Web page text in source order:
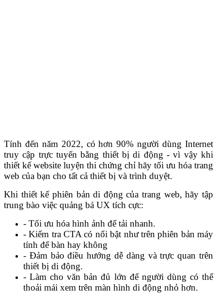
Tính đến năm 2022, có hơn 90% người dùng Internet
truy cập trực tuyến bằng thiết bị di động - vì vậy khi
thiết kế website luyện thi chứng chỉ hãy tối ưu hóa trang
web của bạn cho tất cả thiết bị và trình duyệt.
Khi thiết kế phiên bản di động của trang web, hãy tập
trung bào việc quảng bá UX tích cực:
- Tối ưu hóa hình ảnh để tải nhanh.
- Kiểm tra CTA có nổi bật như trên phiên bản máy
tính để bàn hay không
- Đảm bảo điều hướng dễ dàng và trực quan trên
thiết bị di động.
- Làm cho văn bản đủ lớn để người dùng có thể
thoải mái xem trên màn hình di động nhỏ hơn.